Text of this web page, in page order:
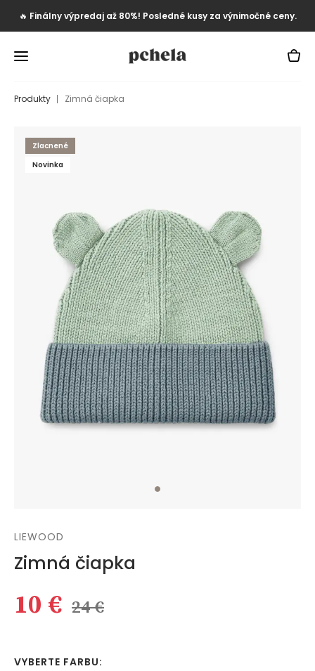
🔥 Finálny výpredaj až 80%! Posledné kusy za výnimočné ceny.
Produkty Zimná čiapka
Zlacnené
Novinka
LIEWOOD
Zimná čiapka
10 € 24 €
VYBERTE FARBU: